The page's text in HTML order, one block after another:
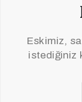
Eskimiz,
istediğiniz